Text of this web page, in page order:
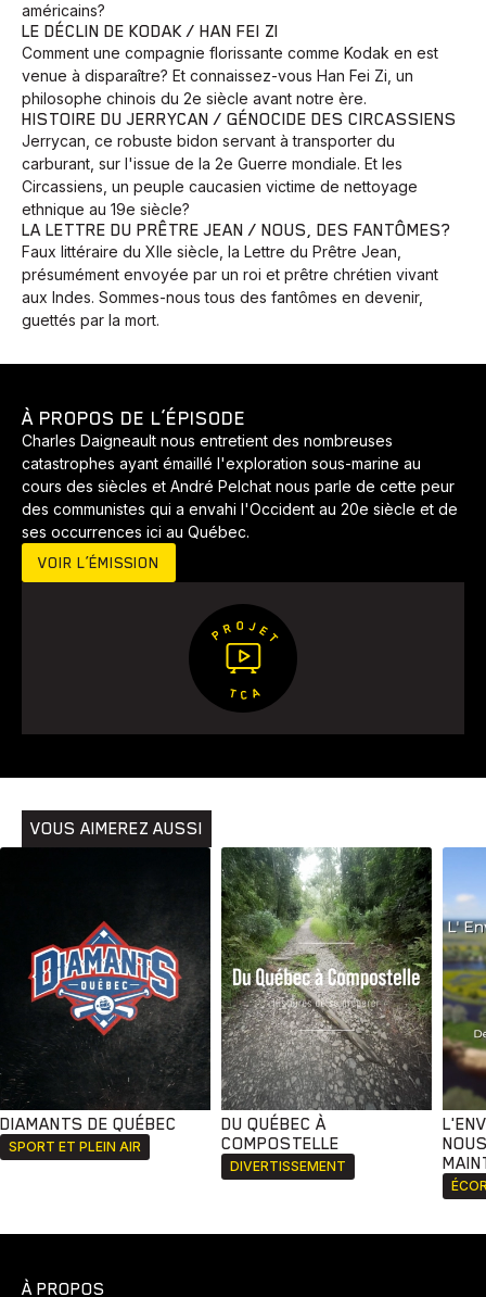
Animaux Avenir Bingo Communauté Culture
américains?
LE DÉCLIN DE KODAK / HAN FEI ZI
Comment une compagnie florissante comme Kodak en est
venue à disparaître? Et connaissez-vous Han Fei Zi, un
philosophe chinois du 2e siècle avant notre ère.
HISTOIRE DU JERRYCAN / GÉNOCIDE DES CIRCASSIENS
Jerrycan, ce robuste bidon servant à transporter du
carburant, sur l'issue de la 2e Guerre mondiale. Et les
Circassiens, un peuple caucasien victime de nettoyage
ethnique au 19e siècle?
LA LETTRE DU PRÊTRE JEAN / NOUS, DES FANTÔMES?
Faux littéraire du XIIe siècle, la Lettre du Prêtre Jean,
présumément envoyée par un roi et prêtre chrétien vivant
aux Indes. Sommes-nous tous des fantômes en devenir,
guettés par la mort.
À PROPOS DE L’ÉPISODE
Charles Daigneault nous entretient des nombreuses
catastrophes ayant émaillé l'exploration sous-marine au
cours des siècles et André Pelchat nous parle de cette peur
des communistes qui a envahi l'Occident au 20e siècle et de
ses occurrences ici au Québec.
VOIR L’ÉMISSION
VOUS AIMEREZ AUSSI
DIAMANTS DE QUÉBEC
SPORT ET PLEIN AIR
DU QUÉBEC À
COMPOSTELLE
DIVERTISSEMENT
À PROPOS